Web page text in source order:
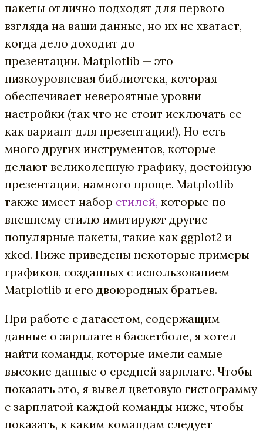
пакеты отлично подходят для первого
взгляда на ваши данные, но их не хватает,
когда дело доходит до
презентации. Matplotlib — это
низкоуровневая библиотека, которая
обеспечивает невероятные уровни
настройки (так что не стоит исключать ее
как вариант для презентации!), Но есть
много других инструментов, которые
делают великолепную графику, достойную
презентации, намного проще. Matplotlib
также имеет набор стилей, которые по
внешнему стилю имитируют другие
популярные пакеты, такие как ggplot2 и
xkcd. Ниже приведены некоторые примеры
графиков, созданных с использованием
Matplotlib и его двоюродных братьев.
При работе с датасетом, содержащим
данные о зарплате в баскетболе, я хотел
найти команды, которые имели самые
высокие данные о средней зарплате. Чтобы
показать это, я вывел цветовую гистограмму
с зарплатой каждой команды ниже, чтобы
показать, к каким командам следует